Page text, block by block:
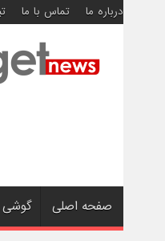
درباره ما تماس با ما
صفحه اصلی گوشی